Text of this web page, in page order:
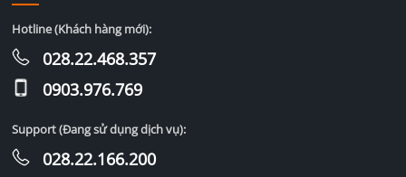
Hotline (Khách hàng mới):
028.22.468.357
0903.976.769
Support (Đang sử dụng dịch vụ):
028.22.166.200